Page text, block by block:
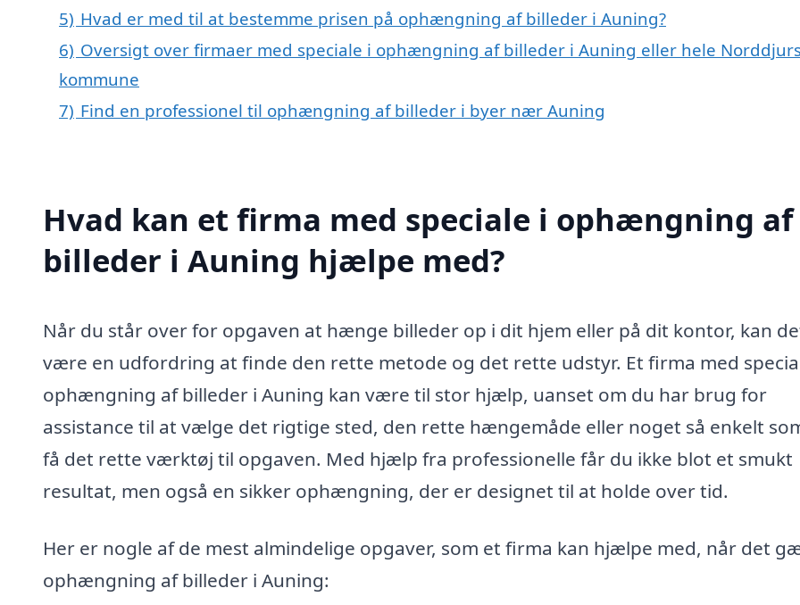
5) Hvad er med til at bestemme prisen på ophængning af billeder i Auning?
6) Oversigt over firmaer med speciale i ophængning af billeder i Auning eller hele Norddjurs
kommune
7) Find en professionel til ophængning af billeder i byer nær Auning
Hvad kan et firma med speciale i ophængning af
billeder i Auning hjælpe med?
Når du står over for opgaven at hænge billeder op i dit hjem eller på dit kontor, kan
være en udfordring at finde den rette metode og det rette udstyr. Et firma med
ophængning af billeder i Auning kan være til stor hjælp, uanset om du har brug for
assistance til at vælge det rigtige sted, den rette hængemåde eller noget så enkelt
få det rette værktøj til opgaven. Med hjælp fra professionelle får du ikke blot et smukt
resultat, men også en sikker ophængning, der er designet til at holde over tid.
Her er nogle af de mest almindelige opgaver, som et firma kan hjælpe med, når det
ophængning af billeder i Auning: